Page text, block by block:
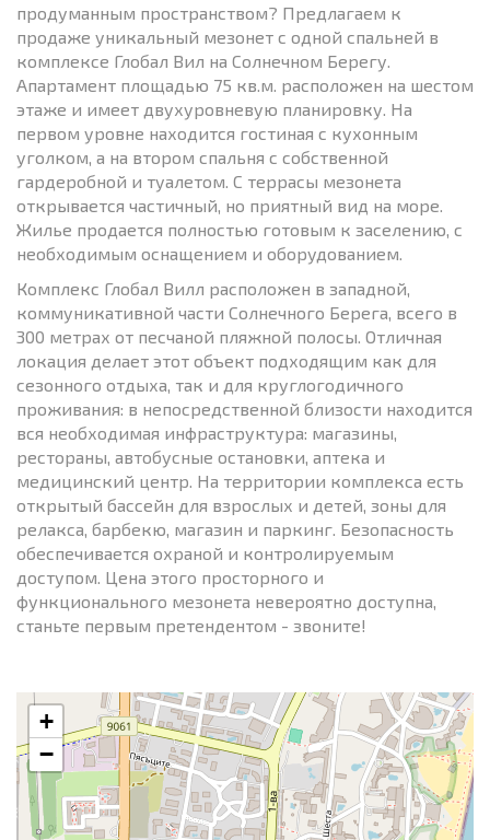
продуманным пространством? Предлагаем к
продаже уникальный мезонет с одной спальней в
комплексе Глобал Вил на Солнечном Берегу.
Апартамент площадью 75 кв.м. расположен на шестом
этаже и имеет двухуровневую планировку. На
первом уровне находится гостиная с кухонным
уголком, а на втором спальня с собственной
гардеробной и туалетом. С террасы мезонета
открывается частичный, но приятный вид на море.
Жилье продается полностью готовым к заселению, с
необходимым оснащением и оборудованием.
Комплекс Глобал Вилл расположен в западной,
коммуникативной части Солнечного Берега, всего в
300 метрах от песчаной пляжной полосы. Отличная
локация делает этот объект подходящим как для
сезонного отдыха, так и для круглогодичного
проживания: в непосредственной близости находится
вся необходимая инфраструктура: магазины,
рестораны, автобусные остановки, аптека и
медицинский центр. На территории комплекса есть
открытый бассейн для взрослых и детей, зоны для
релакса, барбекю, магазин и паркинг. Безопасность
обеспечивается охраной и контролируемым
доступом. Цена этого просторного и
функционального мезонета невероятно доступна,
станьте первым претендентом - звоните!
+
−